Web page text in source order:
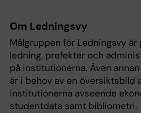
Om Ledningsvy
Målgruppen för Ledningsvy är
ledning, prefekter och
på institutionerna. Även
är i behov av en översiktsbild
institutionerna avseende
studentdata samt bibliometri.